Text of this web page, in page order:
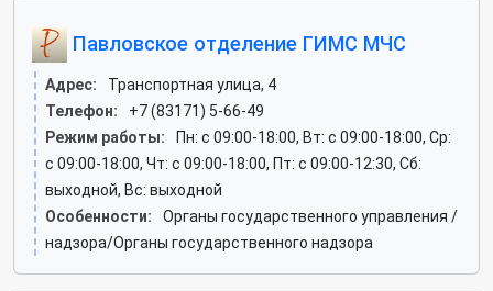
Павловское отделение ГИМС МЧС
Адрес:
Транспортная улица, 4
Телефон:
+7 (83171) 5-66-49
Режим работы:
Пн: c 09:00-18:00, Вт: c 09:00-18:00, Ср:
c 09:00-18:00, Чт: c 09:00-18:00, Пт: c 09:00-12:30, Сб:
выходной, Вс: выходной
Особенности:
Органы государственного управления /
надзора/Органы государственного надзора